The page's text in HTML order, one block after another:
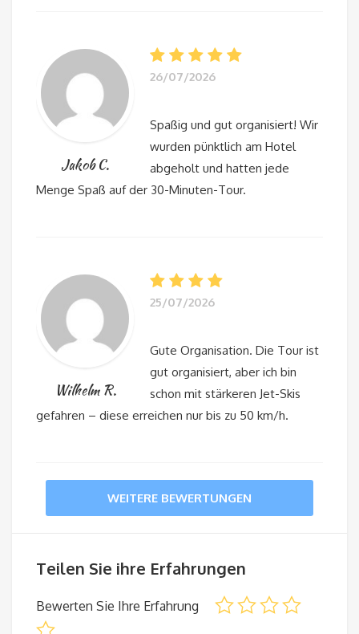
Jakob C.
26/07/2026
Spaßig und gut organisiert! Wir
wurden pünktlich am Hotel
abgeholt und hatten jede
Menge Spaß auf der 30-Minuten-Tour.
Wilhelm R.
25/07/2026
Gute Organisation. Die Tour ist
gut organisiert, aber ich bin
schon mit stärkeren Jet-Skis
gefahren – diese erreichen nur bis zu 50 km/h.
WEITERE BEWERTUNGEN
Teilen Sie ihre Erfahrungen
Bewerten Sie Ihre Erfahrung